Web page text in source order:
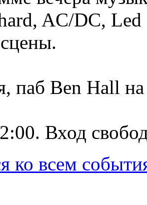
AC/DC, Led
паб Ben Hall
Вход
ко всем